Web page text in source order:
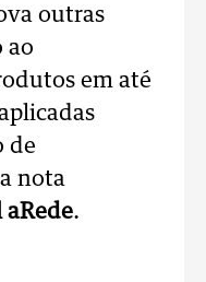
outras
ao
em até
de
nota
aRede.